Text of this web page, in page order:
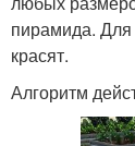
пирамида. Для
красят.
Алгоритм